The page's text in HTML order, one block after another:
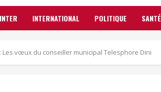
INTER INTERNATIONAL POLITIQUE SANTÉ
: Les vœux du conseiller municipal Telesphore Dini